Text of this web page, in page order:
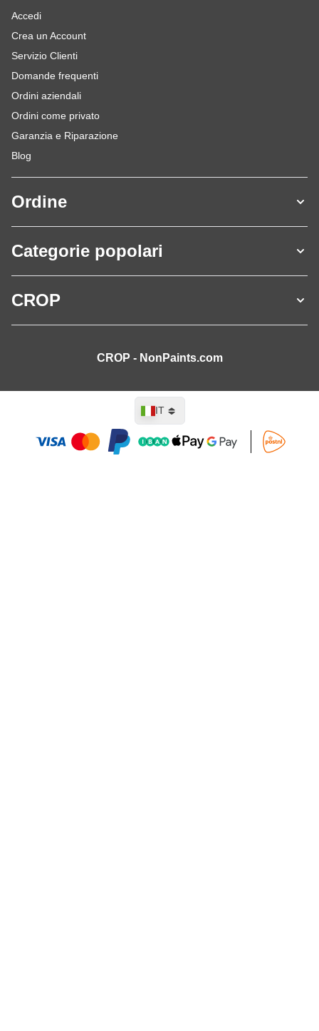
Accedi
Crea un Account
Servizio Clienti
Domande frequenti
Ordini aziendali
Ordini come privato
Garanzia e Riparazione
Blog
Ordine
Categorie popolari
CROP
CROP - NonPaints.com
Lingua
IT